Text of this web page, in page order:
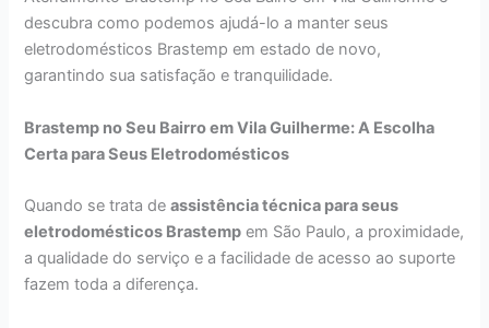
descubra como podemos ajudá-lo a manter seus
eletrodomésticos Brastemp em estado de novo,
garantindo sua satisfação e tranquilidade.
Brastemp no Seu Bairro em Vila Guilherme: A Escolha
Certa para Seus Eletrodomésticos
Quando se trata deassistência técnica para seus
eletrodomésticos Brastemp em São Paulo, a proximidade,
a qualidade do serviço e a facilidade de acesso ao suporte
fazem toda a diferença.